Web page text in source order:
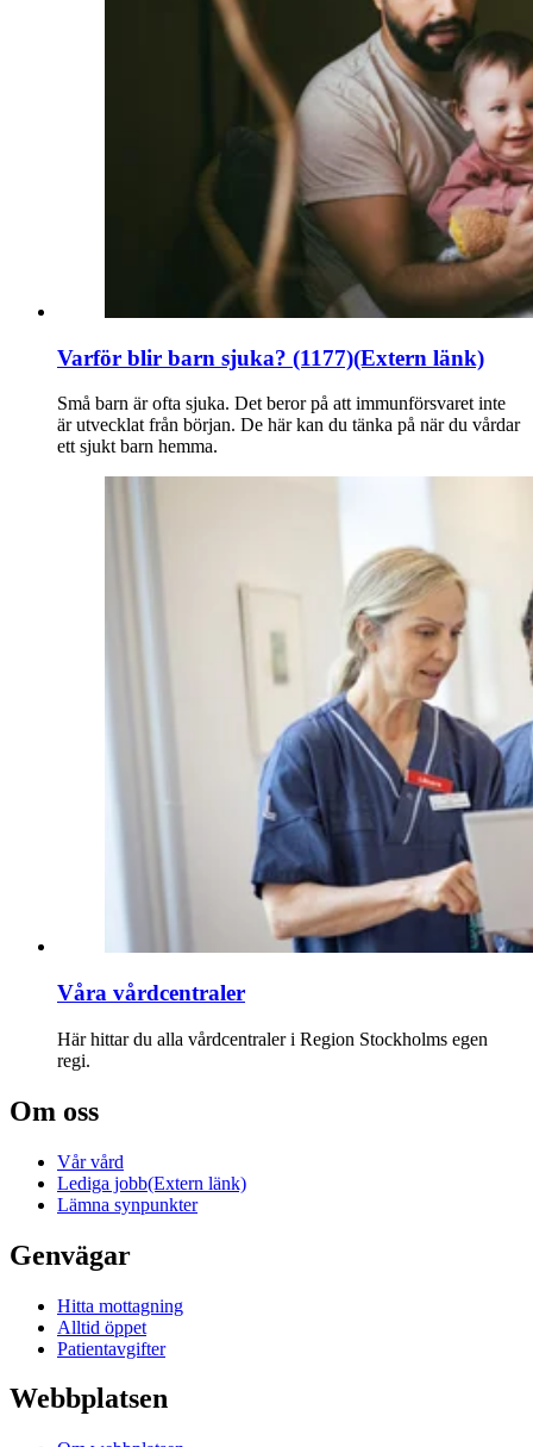
Varför blir barn sjuka? (1177)(Extern länk)
Små barn är ofta sjuka. Det beror på att immunförsvaret inte
är utvecklat från början. De här kan du tänka på när du vårdar
ett sjukt barn hemma.
Våra vårdcentraler
Här hittar du alla vårdcentraler i Region Stockholms egen
regi.
Om oss
Vår vård
Lediga jobb(Extern länk)
Lämna synpunkter
Genvägar
Hitta mottagning
Alltid öppet
Patientavgifter
Webbplatsen